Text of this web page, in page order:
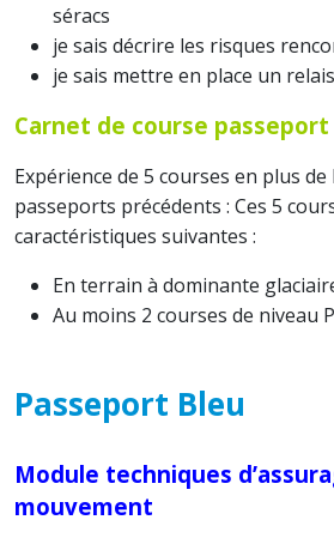
séracs
je sais décrire les risques
je sais mettre en place un
Carnet de course
Expérience de 5 courses en plus de
passeports précédents : Ces 5
caractéristiques suivantes :
En terrain à dominante
Au moins 2 courses de niveau
Passeport Bleu
Module techniques
mouvement